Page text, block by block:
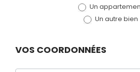
Un
Un autre bien
VOS COORDONNÉES